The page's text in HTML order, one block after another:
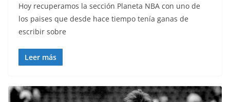
Hoy recuperamos la sección Planeta NBA con uno de
los paises que desde hace tiempo tenía ganas de
escribir sobre
Leer más